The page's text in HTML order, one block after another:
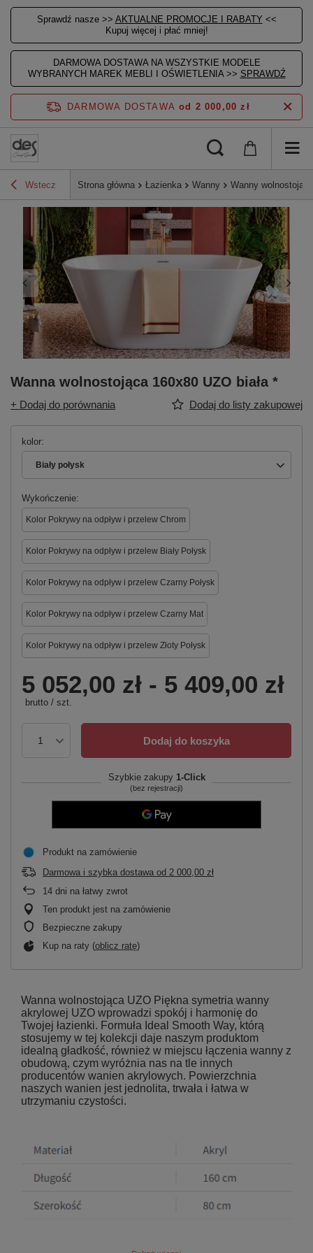
Sprawdź nasze >> AKTUALNE PROMOCJE I RABATY <<
Kupuj więcej i płać mniej!
DARMOWA DOSTAWA NA WSZYSTKIE MODELE
WYBRANYCH MAREK MEBLI I OŚWIETLENIA >> SPRAWDŹ
DARMOWA DOSTAWA od 2 000,00 zł
Wstecz Strona główna Łazienka Wanny Wanny wolnostojące
Wanna wolnostojąca 160x80 UZO biała *
+ Dodaj do porównania Dodaj do listy zakupowej
kolor
Biały połysk
Wykończenie
Kolor Pokrywy na odpływ i przelew Chrom
Kolor Pokrywy na odpływ i przelew Biały Połysk
Kolor Pokrywy na odpływ i przelew Czarny Połysk
Kolor Pokrywy na odpływ i przelew Czarny Mat
Kolor Pokrywy na odpływ i przelew Złoty Połysk
5 052,00 zł - 5 409,00 zł
brutto / szt.
Dodaj do koszyka
Szybkie zakupy 1-Click
(bez rejestracji)
Produkt na zamówienie
Darmowa i szybka dostawa od 2 000,00 zł
14 dni na łatwy zwrot
Ten produkt jest na zamówienie
Bezpieczne zakupy
Kup na raty (oblicz ratę)
Wanna wolnostojąca UZO Piękna symetria wanny
akrylowej UZO wprowadzi spokój i harmonię do
Twojej łazienki. Formuła Ideal Smooth Way, którą
stosujemy w tej kolekcji daje naszym produktom
idealną gładkość, również w miejscu łączenia wanny z
obudową, czym wyróżnia nas na tle innych
producentów wanien akrylowych. Powierzchnia
naszych wanien jest jednolita, trwała i łatwa w
utrzymaniu czystości.